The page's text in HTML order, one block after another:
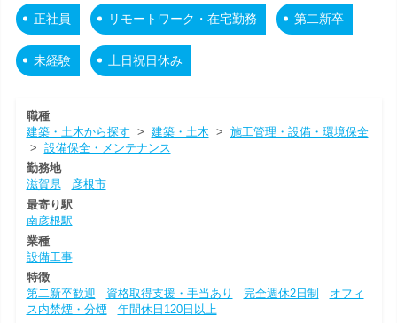
正社員 リモートワーク・在宅勤務 第二新卒
未経験 土日祝日休み
職種
建築・土木から探す > 建築・土木 > 施工管理・設備・環境保全
> 設備保全・メンテナンス
勤務地
滋賀県
彦根市
最寄り駅
南彦根駅
業種
設備工事
特徴
第二新卒歓迎
資格取得支援・手当あり 完全週休2日制
オフィ
ス内禁煙・分煙
年間休日120日以上